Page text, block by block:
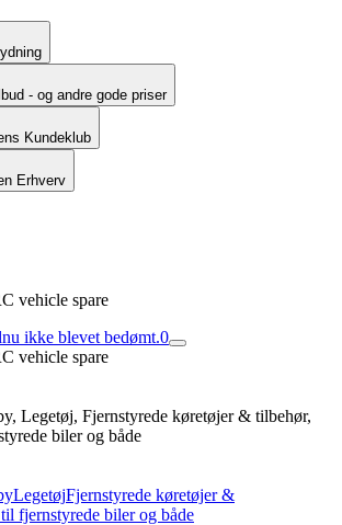
- og andre gode priser
Kundeklub
Erhverv
vehicle spare
ikke blevet bedømt.0
vehicle spare
Legetøj, Fjernstyrede køretøjer & tilbehør,
biler og både
LegetøjFjernstyrede køretøjer &
fjernstyrede biler og både